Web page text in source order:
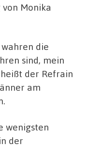
Monika
wahren die
sind, mein
der Refrain
am
wenigsten
der